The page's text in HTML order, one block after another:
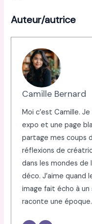
Auteur/autrice
Camille Bernard
Moi c’est Camille.
expo et une page
partage mes coups
réflexions de
dans les mondes de
déco. J’aime quand
image fait écho à
raconte une